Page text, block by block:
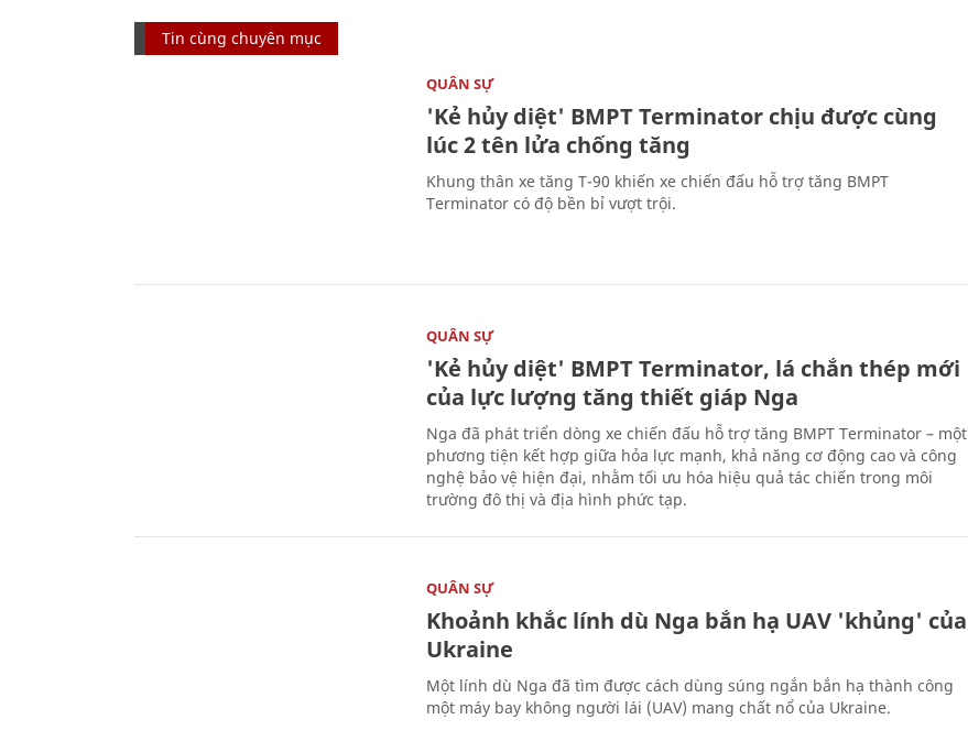
Tin cùng chuyên mục
QUÂN SỰ
'Kẻ hủy diệt' BMPT Terminator chịu được cùng
lúc 2 tên lửa chống tăng
Khung thân xe tăng T-90 khiến xe chiến đấu hỗ trợ tăng BMPT
Terminator có độ bền bỉ vượt trội.
QUÂN SỰ
'Kẻ hủy diệt' BMPT Terminator, lá chắn thép mới
của lực lượng tăng thiết giáp Nga
Nga đã phát triển dòng xe chiến đấu hỗ trợ tăng BMPT Terminator – một
phương tiện kết hợp giữa hỏa lực mạnh, khả năng cơ động cao và công
nghệ bảo vệ hiện đại, nhằm tối ưu hóa hiệu quả tác chiến trong môi
trường đô thị và địa hình phức tạp.
QUÂN SỰ
Khoảnh khắc lính dù Nga bắn hạ UAV 'khủng' của
Ukraine
Một lính dù Nga đã tìm được cách dùng súng ngắn bắn hạ thành công
một máy bay không người lái (UAV) mang chất nổ của Ukraine.